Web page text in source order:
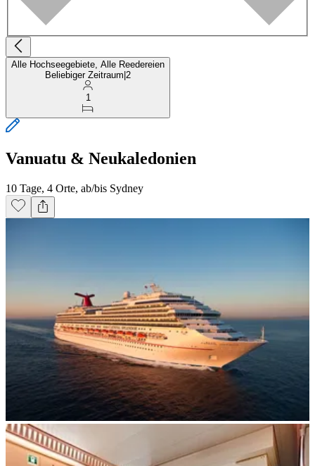
Alle Hochseegebiete, Alle Reedereien
Beliebiger Zeitraum 2
1
Vanuatu & Neukaledonien
10 Tage, 4 Orte, ab/bis Sydney